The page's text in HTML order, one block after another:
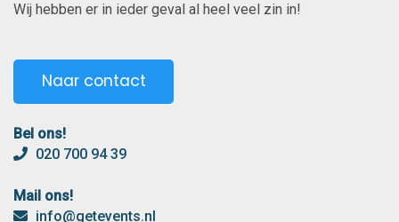
Wij hebben er in ieder geval al heel veel zin in!
Naar contact
Bel ons!
020 700 94 39
Mail ons!
info@getevents.nl